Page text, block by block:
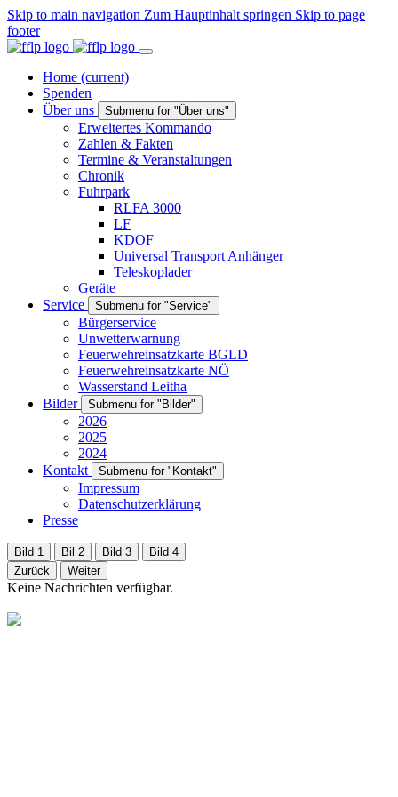
Skip to main navigation Zum Hauptinhalt springen Skip to page
footer
Home (current)
Spenden
Über uns
Submenu for "Über uns"
Erweitertes Kommando
Zahlen & Fakten
Termine & Veranstaltungen
Chronik
Fuhrpark
RLFA 3000
LF
KDOF
Universal Transport Anhänger
Teleskoplader
Geräte
Service
Submenu for "Service"
Bürgerservice
Unwetterwarnung
Feuerwehreinsatzkarte BGLD
Feuerwehreinsatzkarte NÖ
Wasserstand Leitha
Bilder
Submenu for "Bilder"
2026
2025
2024
Kontakt
Submenu for "Kontakt"
Impressum
Datenschutzerklärung
Presse
Bild 1 Bil 2 Bild 3
Bild 4
Zurück
Weiter
Keine Nachrichten verfügbar.